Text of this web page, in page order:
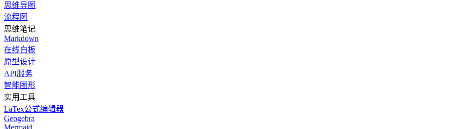
思维导图
流程图
思维笔记
Markdown
在线白板
原型设计
API服务
智能图形
实用工具
LaTex公式编辑器
Geogebra
Mermaid